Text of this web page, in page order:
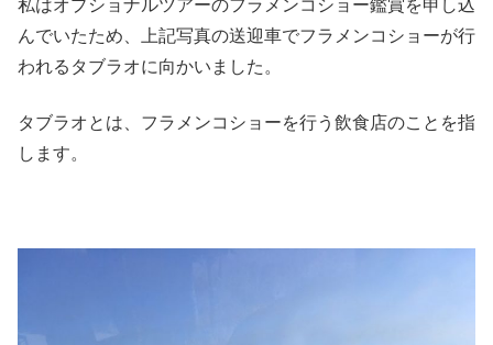
私はオプショナルツアーのフラメンコショー鑑賞を申し込
んでいたため、上記写真の送迎車でフラメンコショーが行
われるタブラオに向かいました。
タブラオとは、フラメンコショーを行う飲食店のことを指
します。